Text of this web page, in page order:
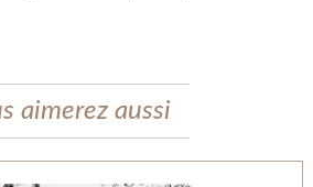
aimerez aussi